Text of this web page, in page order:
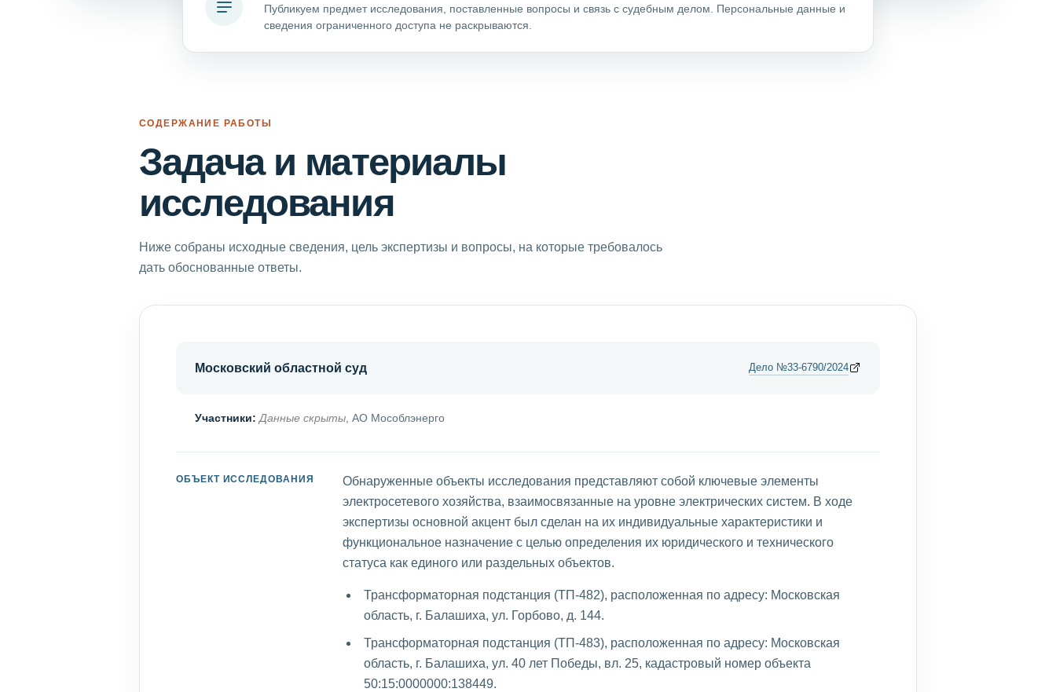
Публикуем предмет исследования, поставленные вопросы и связь с судебным делом. Персональные данные и
сведения ограниченного доступа не раскрываются.
СОДЕРЖАНИЕ РАБОТЫ
Задача и материалы
исследования
Ниже собраны исходные сведения, цель экспертизы и вопросы, на которые требовалось
дать обоснованные ответы.
Московский областной суд Дело №33-6790/2024
Участники: Данные скрыты , АО Мособлэнерго
ОБЪЕКТ ИССЛЕДОВАНИЯ
Обнаруженные объекты исследования представляют собой ключевые элементы
электросетевого хозяйства, взаимосвязанные на уровне электрических систем. В ходе
экспертизы основной акцент был сделан на их индивидуальные характеристики и
функциональное назначение с целью определения их юридического и технического
статуса как единого или раздельных объектов.
Трансформаторная подстанция (ТП-482), расположенная по адресу: Московская
область, г. Балашиха, ул. Горбово, д. 144.
Трансформаторная подстанция (ТП-483), расположенная по адресу: Московская
область, г. Балашиха, ул. 40 лет Победы, вл. 25, кадастровый номер объекта
50:15:0000000:138449.